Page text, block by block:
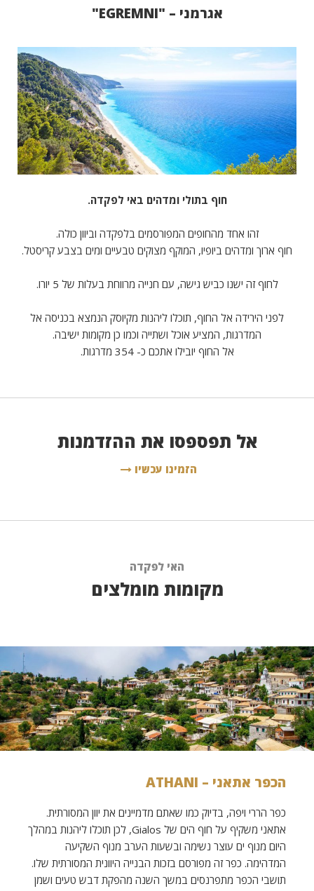
אגרמני – "EGREMNI"
חוף בתולי ומדהים באי לפקדה.
זהו אחד מהחופים המפורסמים בלפקדה וביוון כולה.
חוף ארוך ומדהים ביופיו, המוקף מצוקים טבעיים ומים בצבע קריסטל.
לחוף זה ישנו כביש גישה, עם חנייה מרווחת בעלות של 5 יורו.
לפני הירידה אל החוף, תוכלו ליהנות מקיוסק הנמצא בכניסה אל
המדרגות, המציע אוכל ושתייה וכמו כן מקומות ישיבה.
אל החוף יובילו אתכם כ- 354 מדרגות.
אל תפספסו את ההזדמנות
הזמינו עכשיו
האי לפקדה
מקומות מומלצים
הכפר אתאני – ATHANI
כפר הררי ויפה, בדיוק כמו שאתם מדמיינים את יוון המסורתית.
אתאני משקיף על חוף הים של Gialos, לכן תוכלו ליהנות במהלך
היום מנוף ים עוצר נשימה ובשעות הערב מנוף השקיעה
המדהימה. כפר זה מפורסם בזכות הבנייה היוונית המסורתית שלו.
תושבי הכפר מתפרנסים במשך השנה מהפקת דבש טעים ושמן